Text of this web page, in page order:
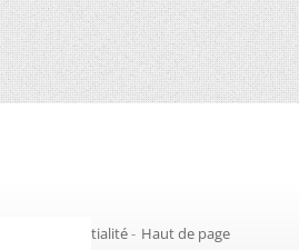
de confidentialité- Haut de page